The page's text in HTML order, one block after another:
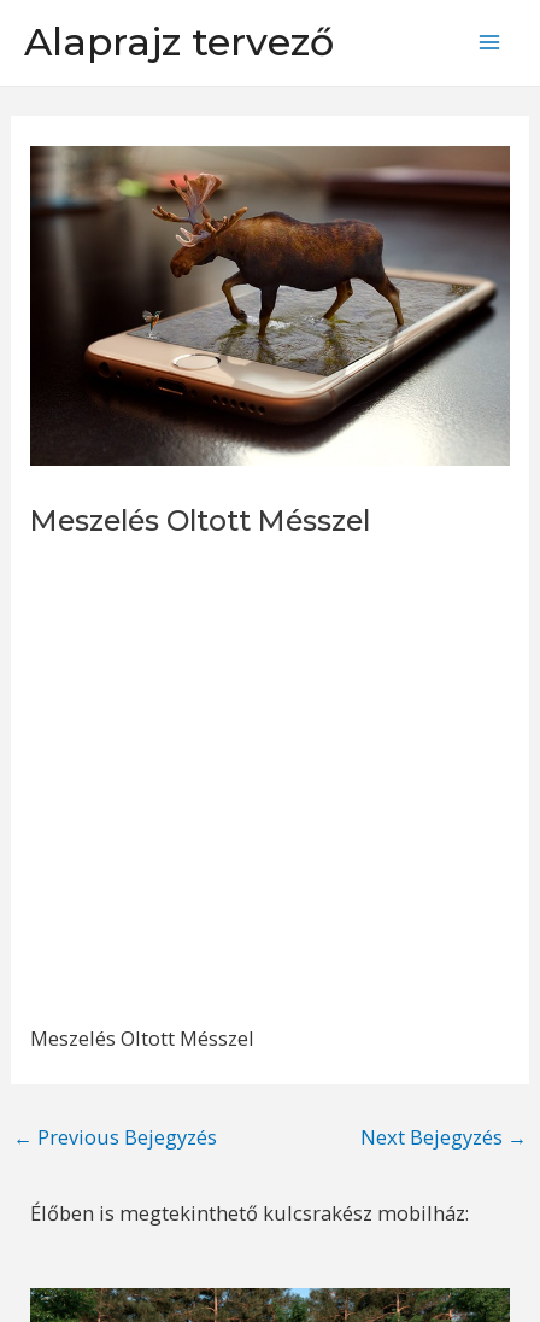
Alaprajz tervező
Meszelés Oltott Mésszel
Meszelés Oltott Mésszel
Post
← Previous Bejegyzés Next Bejegyzés →
Élőben is megtekinthető kulcsrakész mobilház: